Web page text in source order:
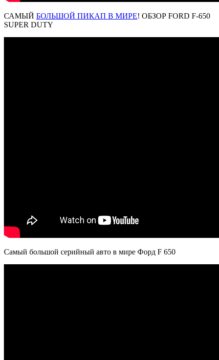
САМЫЙ БОЛЬШОЙ ПИКАП В МИРЕ! ОБЗОР FORD F-650
SUPER DUTY
Самый большой серийный авто в мире Форд F 650